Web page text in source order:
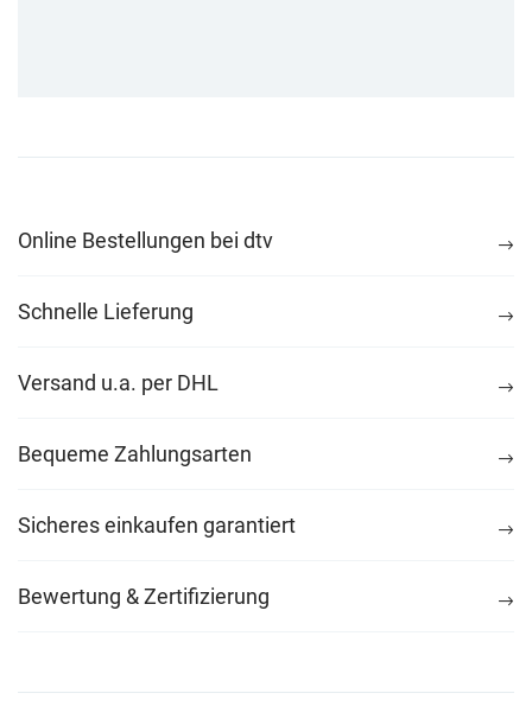
Online Bestellungen bei dtv
Schnelle Lieferung
Versand u.a. per DHL
Bequeme Zahlungsarten
Sicheres einkaufen garantiert
Bewertung & Zertifizierung